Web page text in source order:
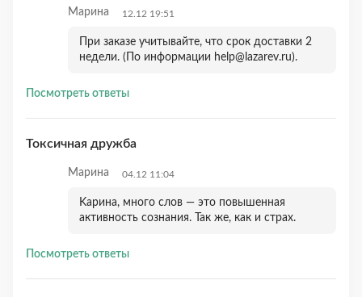
Марина 12.12 19:51
При заказе учитывайте, что срок доставки 2
недели. (По информации help@lazarev.ru).
Посмотреть ответы
Токсичная дружба
Марина 04.12 11:04
Kaрина, много слов — это повышенная
активность сознания. Так же, как и страх.
Посмотреть ответы